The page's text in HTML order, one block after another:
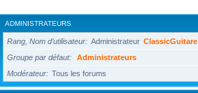
ADMINISTRATEURS
Rang, Nom d’utilisateur Administrateur ClassicGuitare
Groupe par défaut
Administrateurs
Modérateur
Tous les forums